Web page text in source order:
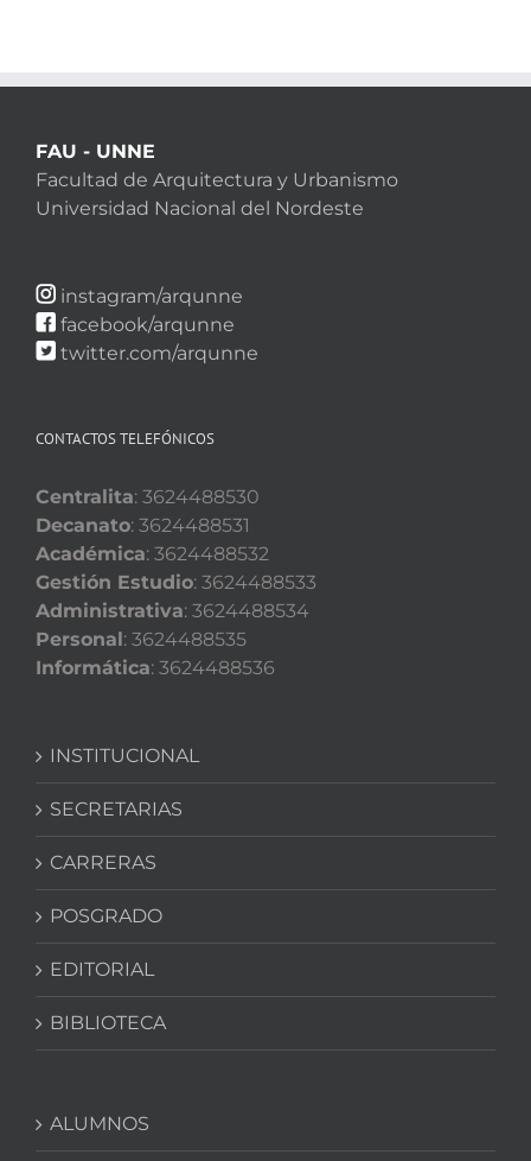
FAU - UNNE
Facultad de Arquitectura y Urbanismo
Universidad Nacional del Nordeste
instagram/arqunne
facebook/arqunne
twitter.com/arqunne
CONTACTOS TELEFÓNICOS
Centralita: 3624488530
Decanato: 3624488531
Académica: 3624488532
Gestión Estudio: 3624488533
Administrativa: 3624488534
Personal: 3624488535
Informática: 3624488536
INSTITUCIONAL
SECRETARIAS
CARRERAS
POSGRADO
EDITORIAL
BIBLIOTECA
ALUMNOS